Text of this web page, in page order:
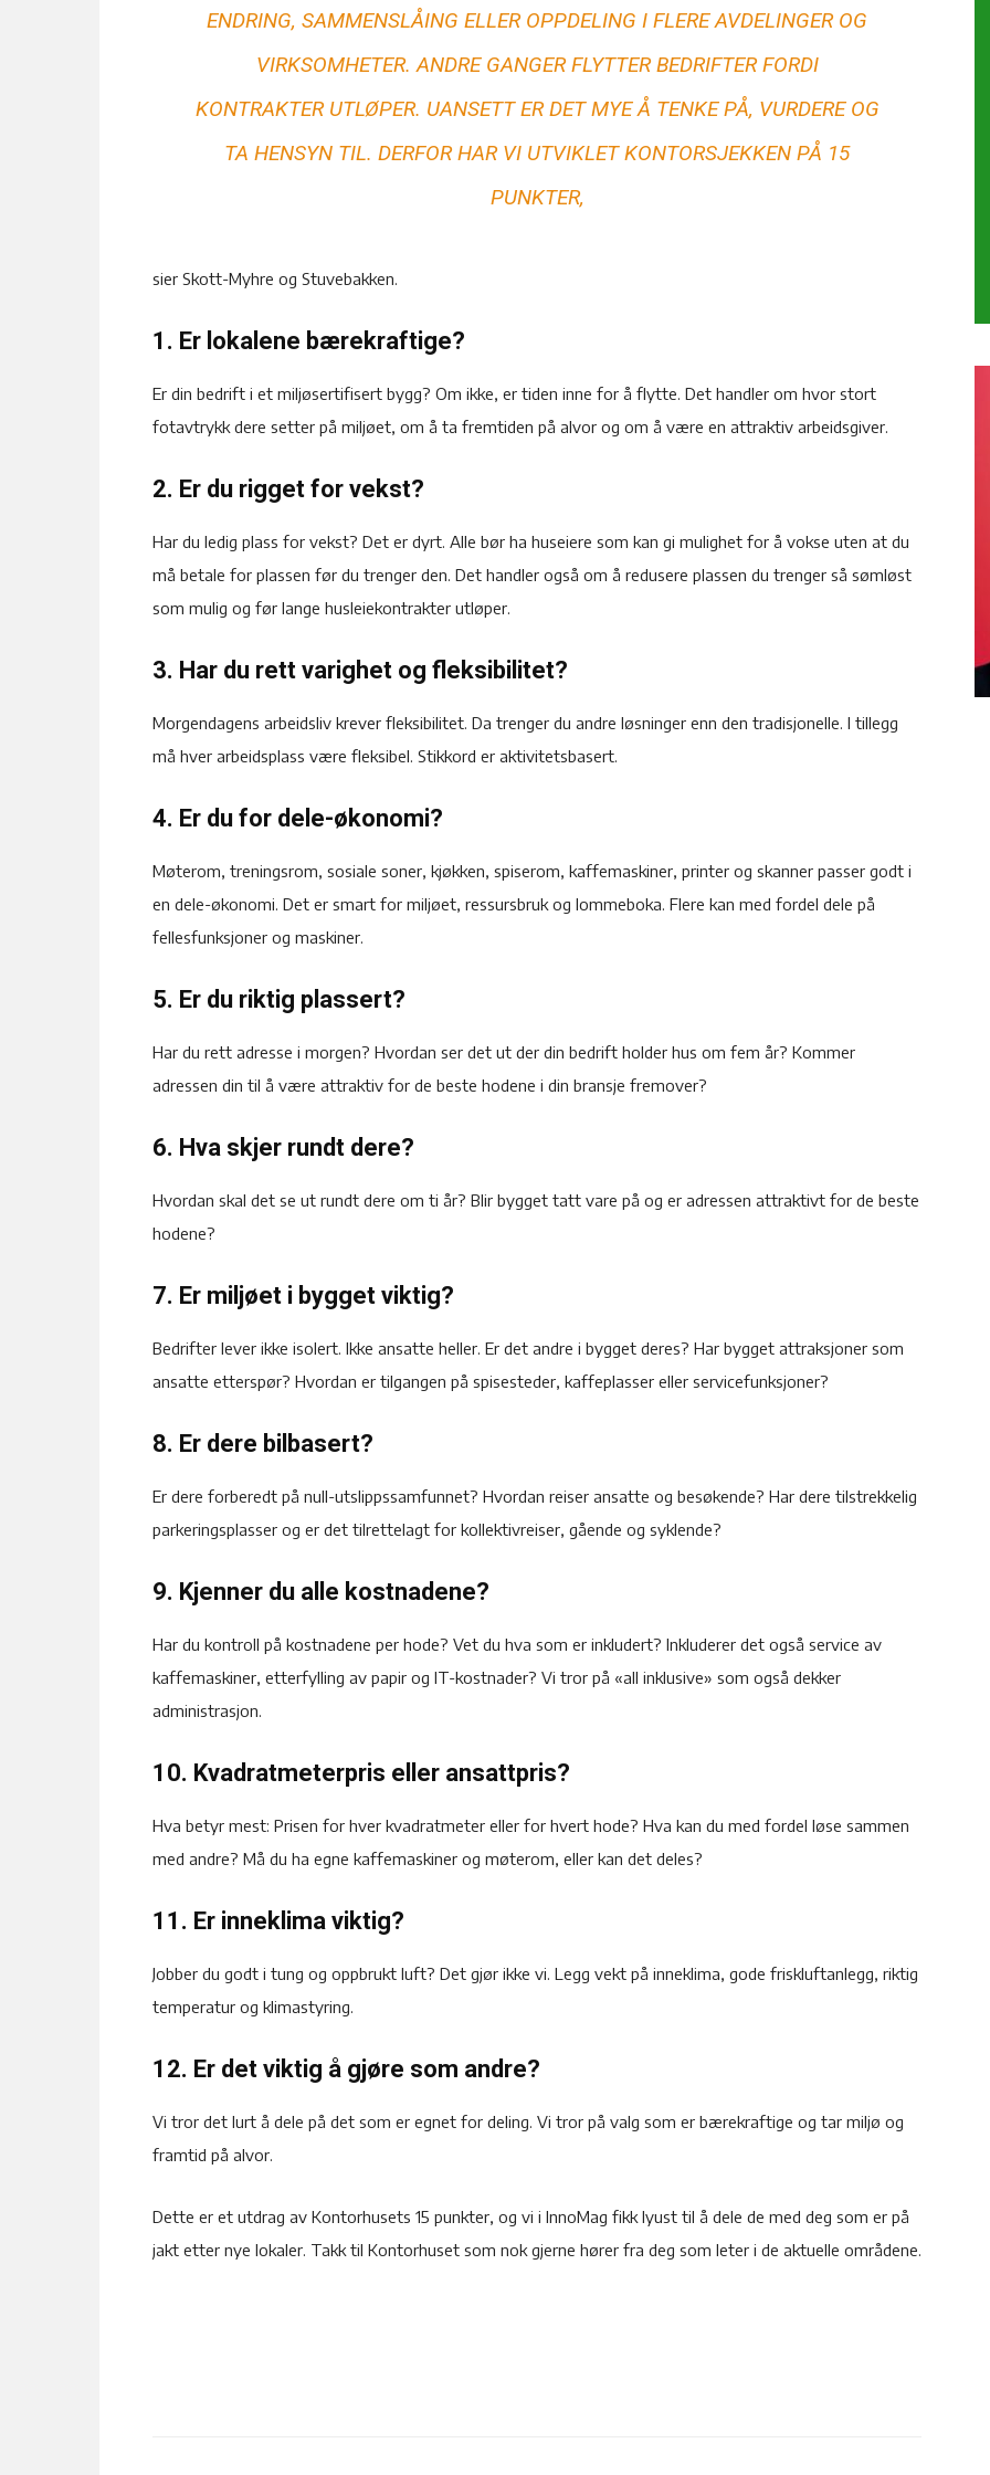
ENDRING, SAMMENSLÅING ELLER OPPDELING I FLERE AVDELINGER OG
VIRKSOMHETER. ANDRE GANGER FLYTTER BEDRIFTER FORDI
KONTRAKTER UTLØPER. UANSETT ER DET MYE Å TENKE PÅ, VURDERE OG
TA HENSYN TIL. DERFOR HAR VI UTVIKLET KONTORSJEKKEN PÅ 15
PUNKTER,
sier Skott-Myhre og Stuvebakken.
1. Er lokalene bærekraftige?
Er din bedrift i et miljøsertifisert bygg? Om ikke, er tiden inne for å flytte. Det handler om hvor stort
fotavtrykk dere setter på miljøet, om å ta fremtiden på alvor og om å være en attraktiv arbeidsgiver.
2. Er du rigget for vekst?
Har du ledig plass for vekst? Det er dyrt. Alle bør ha huseiere som kan gi mulighet for å vokse uten at du
må betale for plassen før du trenger den. Det handler også om å redusere plassen du trenger så sømløst
som mulig og før lange husleiekontrakter utløper.
3. Har du rett varighet og fleksibilitet?
Morgendagens arbeidsliv krever fleksibilitet. Da trenger du andre løsninger enn den tradisjonelle. I tillegg
må hver arbeidsplass være fleksibel. Stikkord er aktivitetsbasert.
4. Er du for dele-økonomi?
Møterom, treningsrom, sosiale soner, kjøkken, spiserom, kaffemaskiner, printer og skanner passer godt i
en dele-økonomi. Det er smart for miljøet, ressursbruk og lommeboka. Flere kan med fordel dele på
fellesfunksjoner og maskiner.
5. Er du riktig plassert?
Har du rett adresse i morgen? Hvordan ser det ut der din bedrift holder hus om fem år? Kommer
adressen din til å være attraktiv for de beste hodene i din bransje fremover?
6. Hva skjer rundt dere?
Hvordan skal det se ut rundt dere om ti år? Blir bygget tatt vare på og er adressen attraktivt for de beste
hodene?
7. Er miljøet i bygget viktig?
Bedrifter lever ikke isolert. Ikke ansatte heller. Er det andre i bygget deres? Har bygget attraksjoner som
ansatte etterspør? Hvordan er tilgangen på spisesteder, kaffeplasser eller servicefunksjoner?
8. Er dere bilbasert?
Er dere forberedt på null-utslippssamfunnet? Hvordan reiser ansatte og besøkende? Har dere tilstrekkelig
parkeringsplasser og er det tilrettelagt for kollektivreiser, gående og syklende?
9. Kjenner du alle kostnadene?
Har du kontroll på kostnadene per hode? Vet du hva som er inkludert? Inkluderer det også service av
kaffemaskiner, etterfylling av papir og IT-kostnader? Vi tror på «all inklusive» som også dekker
administrasjon.
10. Kvadratmeterpris eller ansattpris?
Hva betyr mest: Prisen for hver kvadratmeter eller for hvert hode? Hva kan du med fordel løse sammen
med andre? Må du ha egne kaffemaskiner og møterom, eller kan det deles?
11. Er inneklima viktig?
Jobber du godt i tung og oppbrukt luft? Det gjør ikke vi. Legg vekt på inneklima, gode friskluftanlegg, riktig
temperatur og klimastyring.
12. Er det viktig å gjøre som andre?
Vi tror det lurt å dele på det som er egnet for deling. Vi tror på valg som er bærekraftige og tar miljø og
framtid på alvor.
Dette er et utdrag av Kontorhusets 15 punkter, og vi i InnoMag fikk lyust til å dele de med deg som er på
jakt etter nye lokaler. Takk til Kontorhuset som nok gjerne hører fra deg som leter i de aktuelle områdene.